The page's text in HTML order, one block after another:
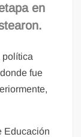
en
política
fue
Educación